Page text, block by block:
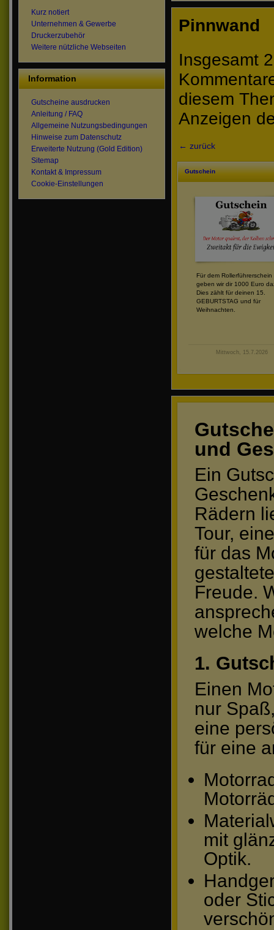
Pinnwand
Insgesamt
diesem
Anzeigen
← zurück
Gutschein
Für dem Rollerführerschein
geben wir dir 1000 Euro
Dies zählt für deinen 15.
GEBURTSTAG und für
Weihnachten.
Mittwoch, 15.7.2026
und
Ein
Rädern
Tour,
für das
Freude.
welche
1.
Einen
nur
eine
für eine
mit
Optik.
oder
Kurz notiert
Unternehmen & Gewerbe
Druckerzubehör
Weitere nützliche Webseiten
Information
Gutscheine ausdrucken
Anleitung / FAQ
Allgemeine Nutzungsbedingungen
Hinweise zum Datenschutz
Erweiterte Nutzung (Gold Edition)
Sitemap
Kontakt & Impressum
Cookie-Einstellungen